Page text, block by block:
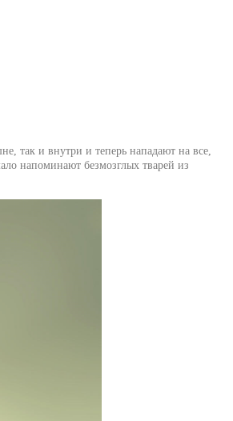
так и внутри и теперь нападают на все,
напоминают безмозглых тварей из